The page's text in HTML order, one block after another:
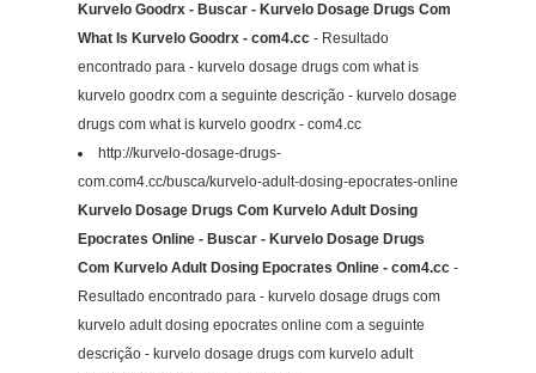
Kurvelo Goodrx - Buscar - Kurvelo Dosage Drugs Com
What Is Kurvelo Goodrx - com4.cc - Resultado
encontrado para - kurvelo dosage drugs com what is
kurvelo goodrx com a seguinte descrição - kurvelo dosage
drugs com what is kurvelo goodrx - com4.cc
http://kurvelo-dosage-drugs-
com.com4.cc/busca/kurvelo-adult-dosing-epocrates-online
Kurvelo Dosage Drugs Com Kurvelo Adult Dosing
Epocrates Online - Buscar - Kurvelo Dosage Drugs
Com Kurvelo Adult Dosing Epocrates Online - com4.cc -
Resultado encontrado para - kurvelo dosage drugs com
kurvelo adult dosing epocrates online com a seguinte
descrição - kurvelo dosage drugs com kurvelo adult